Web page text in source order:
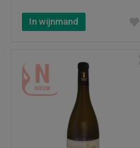
In wijnmand